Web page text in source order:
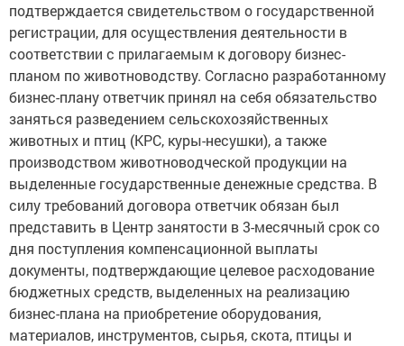
подтверждается свидетельством о государственной
регистрации, для осуществления деятельности в
соответствии с прилагаемым к договору бизнес-
планом по животноводству. Согласно разработанному
бизнес-плану ответчик принял на себя обязательство
заняться разведением сельскохозяйственных
животных и птиц (КРС, куры-несушки), а также
производством животноводческой продукции на
выделенные государственные денежные средства. В
силу требований договора ответчик обязан был
представить в Центр занятости в 3-месячный срок со
дня поступления компенсационной выплаты
документы, подтверждающие целевое расходование
бюджетных средств, выделенных на реализацию
бизнес-плана на приобретение оборудования,
материалов, инструментов, сырья, скота, птицы и